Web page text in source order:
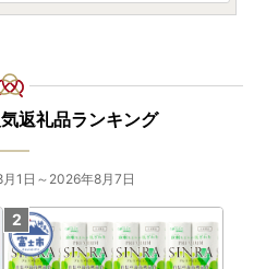
返礼品ランキング
1日～2026年8月7日